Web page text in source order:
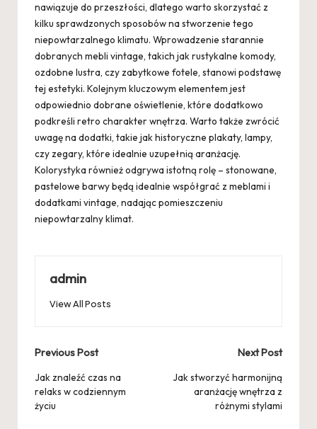
nawiązuje do przeszłości, dlatego warto skorzystać z
kilku sprawdzonych sposobów na stworzenie tego
niepowtarzalnego klimatu. Wprowadzenie starannie
dobranych mebli vintage, takich jak rustykalne komody,
ozdobne lustra, czy zabytkowe fotele, stanowi podstawę
tej estetyki. Kolejnym kluczowym elementem jest
odpowiednio dobrane oświetlenie, które dodatkowo
podkreśli retro charakter wnętrza. Warto także zwrócić
uwagę na dodatki, takie jak historyczne plakaty, lampy,
czy zegary, które idealnie uzupełnią aranżację.
Kolorystyka również odgrywa istotną rolę – stonowane,
pastelowe barwy będą idealnie współgrać z meblami i
dodatkami vintage, nadając pomieszczeniu
niepowtarzalny klimat.
admin
View All Posts
Post
navigation
Previous Post
Jak znaleźć czas na
relaks w codziennym
życiu
Next Post
Jak stworzyć harmonijną
aranżację wnętrza z
różnymi stylami